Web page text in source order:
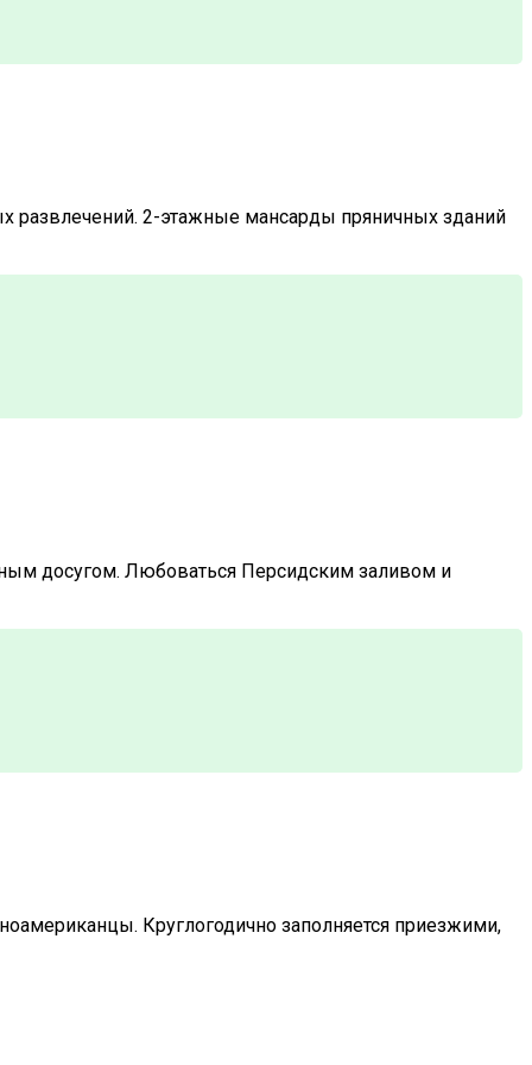
развлечений. 2-этажные мансарды пряничных зданий
досугом. Любоваться Персидским заливом и
Круглогодично заполняется приезжими,